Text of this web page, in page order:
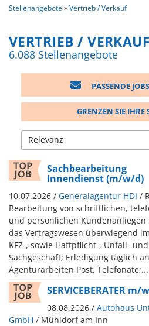
Stellenangebote Vertrieb / Verkauf
VERTRIEB /
6.088 Stellenangebote
PASSENDE
GRENZEN SIE IHRE
Sachbearbeitung
Innendienst (m/w/d)
10.07.2026 / Generalagentur HDI /
Bearbeitung von schriftlichen,
und persönlichen
das Vertragswesen überwiegend
KFZ-, sowie Haftpflicht-, Unfall- und
Sachgeschäft; Erledigung täglich
Agenturarbeiten Post, Telefonate;...
SERVICEBERATER m/
08.08.2026 / Autohaus
GmbH / Mühldorf am Inn